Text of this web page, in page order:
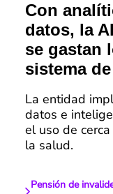
Con
datos, la
se gastan
sistema
La entidad
datos e
el uso de
la salud.
Pensión de